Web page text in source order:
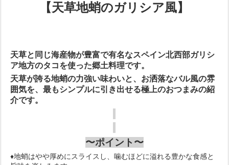
【天草地蛸のガリシア風】
天草と同じ海産物が豊富で有名なスペイン北西部ガリシ
ア地方のタコを使った郷土料理です。
天草が誇る地蛸の力強い味わいと、お洒落なバル風の雰
囲気を、最もシンプルに引き出せる極上のおつまみの紹
介です。
〜ポイント〜
♦地蛸はやや厚めにスライスし、噛むほどに溢れる豊かな食感と